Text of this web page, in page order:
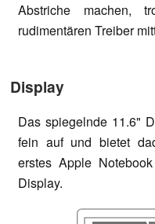
Abstriche machen,
rudimentären Treiber
Display
Das spiegelnde 11.6"
fein auf und bietet
erstes Apple
Display.